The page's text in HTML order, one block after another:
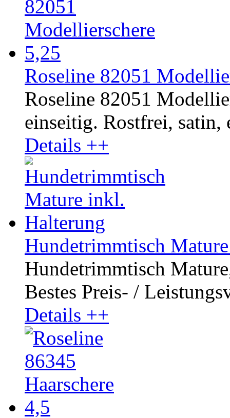
Roseline 82051
Roseline 82051
einseitig. Rostfrei,
Details ++
Hundetrimmtisch
Hundetrimmtisch
Bestes Preis- /
Details ++